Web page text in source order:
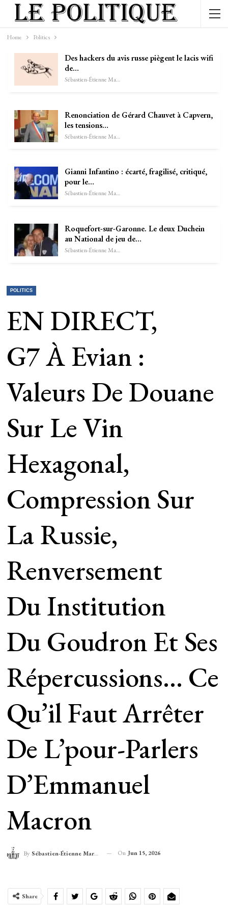
Home Politics
Des hackers du avis russe piègent le lacis wifi
de…
Sébastien-Étienne Marechal
Renonciation de Gérard Chauvet à Capvern,
les tensions…
Sébastien-Étienne Marechal
Gianni Infantino : écarté, fragilisé, critiqué,
pour le…
Sébastien-Étienne Marechal
Roquefort-sur-Garonne. Le deux Duchein
au National de jeu de…
Sébastien-Étienne Marechal
POLITICS
EN DIRECT,
G7 À Evian :
Valeurs De Douane
Sur Le Vin
Hexagonal,
Compression Sur
La Russie,
Renversement
Du Institution
Du Goudron Et Ses
Répercussions… Ce
Qu’il Faut Arrêter
De L’pour-Parlers
D’Emmanuel
Macron
By Sébastien-Étienne Marechal On Jun 15, 2026
Share